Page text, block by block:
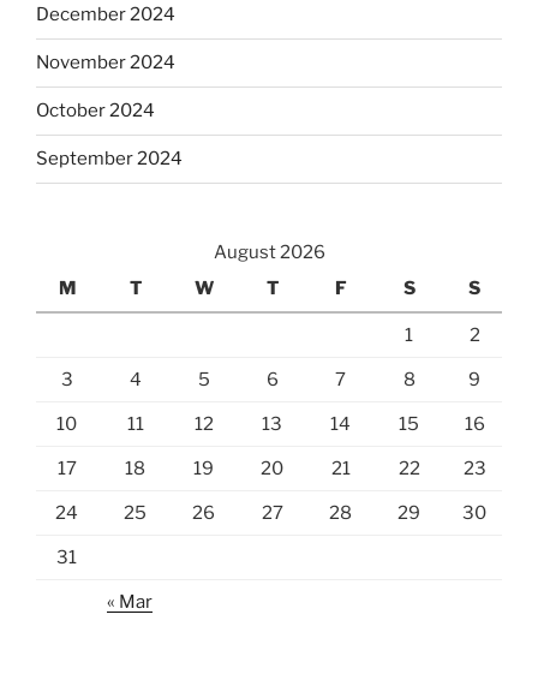
December 2024
November 2024
October 2024
September 2024
August 2026
M
T W T F S S
1 2
3 4 5 6 7 8 9
10 11 12 13 14 15 16
17 18 19 20 21 22 23
24 25 26 27 28 29 30
31
« Mar